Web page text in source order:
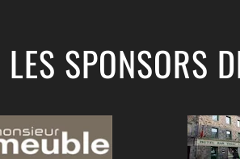
LES SPONSORS